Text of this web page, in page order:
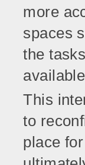
more
spaces
the
This
to
place